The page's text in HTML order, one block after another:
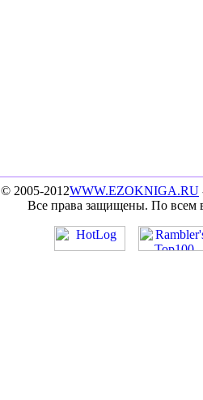
© 2005-2012WWW.EZOKNIGA.RU
Все права защищены. По всем